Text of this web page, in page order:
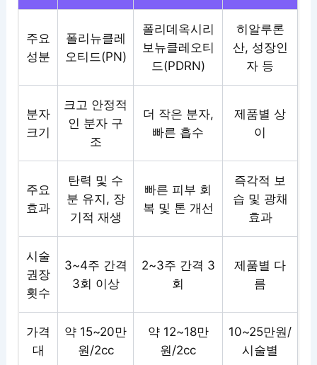
주요
성분
폴리뉴클레
오티드(PN)
폴리데옥시리
보뉴클레오티
드(PDRN)
히알루론
산, 성장인
자 등
분자
크기
크고 안정적
인 분자 구
조
더 작은 분자,
빠른 흡수
제품별 상
이
주요
효과
탄력 및 수
분 유지, 장
기적 재생
빠른 피부 회
복 및 톤 개선
즉각적 보
습 및 광채
효과
시술
권장
횟수
3~4주 간격
3회 이상
2~3주 간격 3
회
제품별 다
름
가격
대
약 15~20만
원/2cc
약 12~18만
원/2cc
10~25만원/
시술별